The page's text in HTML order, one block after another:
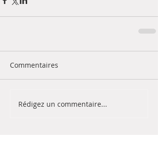
Commentaires
Rédigez un commentaire...